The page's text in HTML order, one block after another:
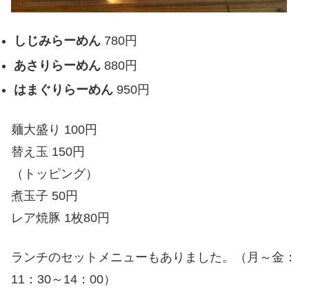
しじみらーめん780円
あさりらーめん880円
はまぐりらーめん950円
麺大盛り 100円
替え玉 150円
（トッピング）
煮玉子 50円
レア焼豚 1枚80円
ランチのセットメニューもありました。（月～金：
11：30～14：00）